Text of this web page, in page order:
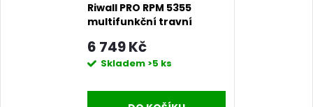
Riwall PRO RPM 5355
multifunkční travní
benzinovým motorem a
pojezdem
6 749 Kč
Skladem >5 ks